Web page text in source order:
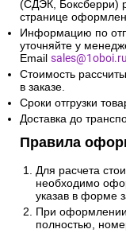
(СДЭК, Боксберри)
странице
Информацию по
уточняйте у
Email sales@1oboi.ru
Стоимость
в заказе.
Сроки отгрузки
Доставка до
Правила
Для расчета
необходимо
указав в форме
При
полностью,